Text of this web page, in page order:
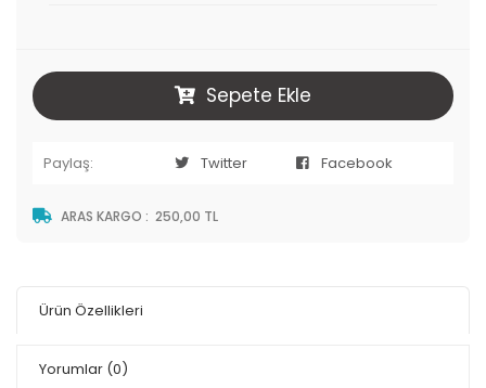
Sepete Ekle
Paylaş: Twitter Facebook
ARAS KARGO : 250,00 TL
Ürün Özellikleri
Yorumlar (0)